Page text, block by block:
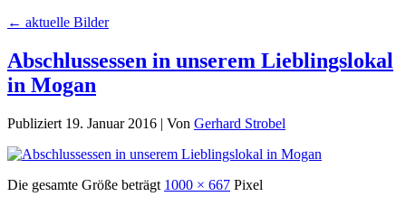
← aktuelle Bilder
Abschlussessen in unserem Lieblingslokal
in Mogan
Publiziert 19. Januar 2016 | Von Gerhard Strobel
Die gesamte Größe beträgt 1000 × 667 Pixel